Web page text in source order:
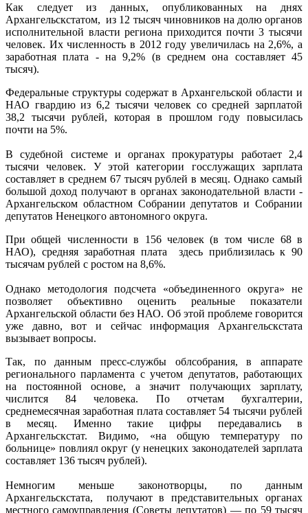
Как следует из данных, опубликованных на днях
Архангельскстатом, из 12 тысяч чиновников на долю органов
исполнительной власти региона приходится почти 3 тысячи
человек. Их численность в 2012 году увеличилась на 2,6%, а
заработная плата - на 9,2% (в среднем она составляет 45
тысяч).
Федеральные структуры содержат в Архангельской области и
НАО гвардию из 6,2 тысячи человек со средней зарплатой
38,2 тысячи рублей, которая в прошлом году повысилась
почти на 5%.
В судебной системе и органах прокуратуры работает 2,4
тысячи человек. У этой категории госслужащих зарплата
составляет в среднем 67 тысяч рублей в месяц. Однако самый
большой доход получают в органах законодательной власти -
Архангельском областном Собрании депутатов и Собрании
депутатов Ненецкого автономного округа.
При общей численности в 156 человек (в том числе 68 в
НАО), средняя заработная плата здесь приблизилась к 90
тысячам рублей с ростом на 8,6%.
Однако методология подсчета «объединенного округа» не
позволяет объективно оценить реальные показатели
Архангельской области без НАО. Об этой проблеме говорится
уже давно, вот и сейчас информация Архангельскстата
вызывает вопросы.
Так, по данным пресс-службы облсобрания, в аппарате
регионального парламента с учетом депутатов, работающих
на постоянной основе, а значит получающих зарплату,
числится 84 человека. По отчетам бухгалтерии,
среднемесячная заработная плата составляет 54 тысячи рублей
в месяц. Именно такие цифры передавались в
Архангельскстат. Видимо, «на общую температуру по
больнице» повлиял округ (у ненецких законодателей зарплата
составляет 136 тысяч рублей).
Немногим меньше законотворцы, по данным
Архангельскстата, получают в представительных органах
местного самоуправления (Советы депутатов) — по 59 тысяч